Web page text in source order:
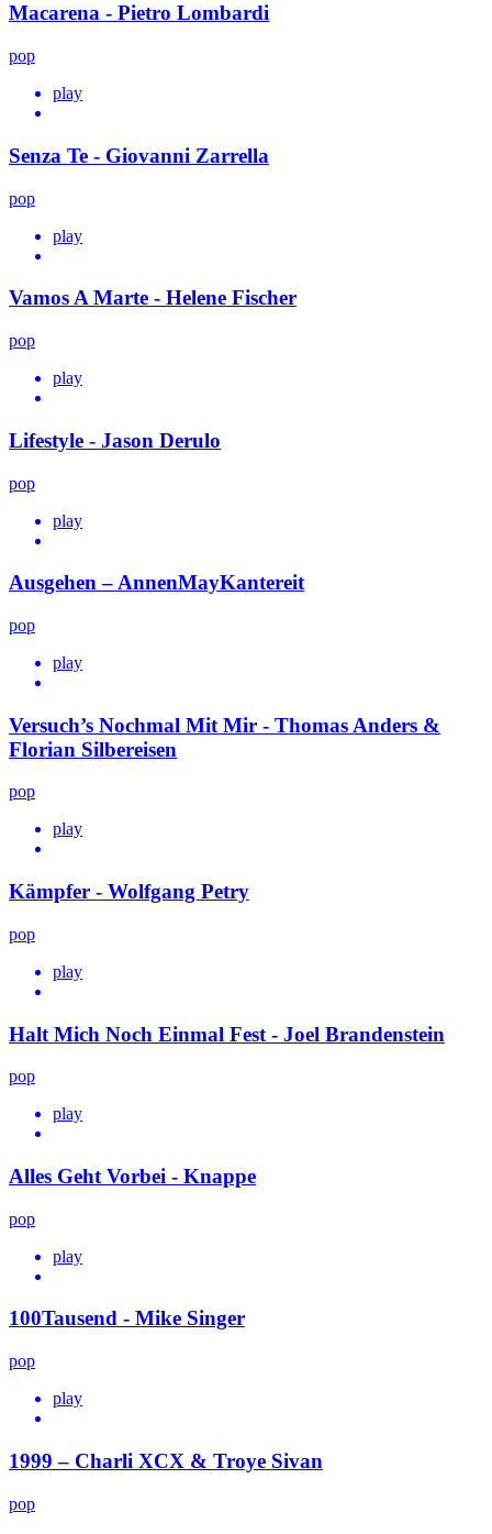
Macarena - Pietro Lombardi
pop
play
Senza Te - Giovanni Zarrella
pop
play
Vamos A Marte - Helene Fischer
pop
play
Lifestyle - Jason Derulo
pop
play
Ausgehen – AnnenMayKantereit
pop
play
Versuch’s Nochmal Mit Mir - Thomas Anders &
Florian Silbereisen
pop
play
Kämpfer - Wolfgang Petry
pop
play
Halt Mich Noch Einmal Fest - Joel Brandenstein
pop
play
Alles Geht Vorbei - Knappe
pop
play
100Tausend - Mike Singer
pop
play
1999 – Charli XCX & Troye Sivan
pop